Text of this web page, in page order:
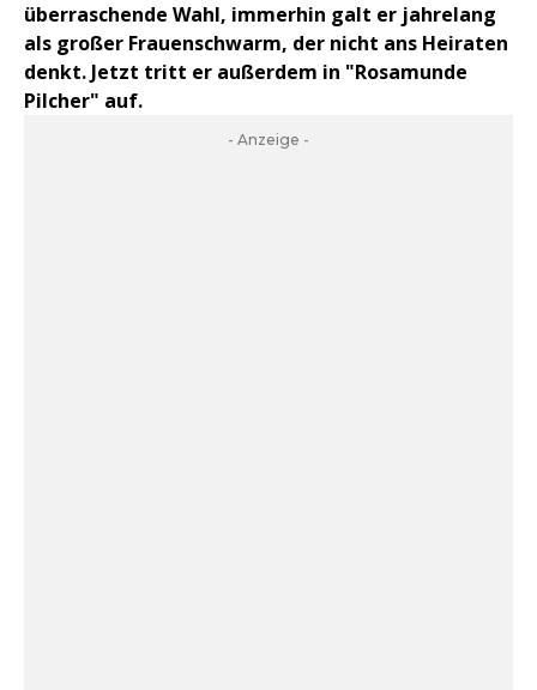
überraschende Wahl, immerhin galt er jahrelang
als großer Frauenschwarm, der nicht ans Heiraten
denkt. Jetzt tritt er außerdem in "Rosamunde
Pilcher" auf.
- Anzeige -